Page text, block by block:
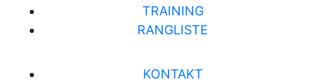
TRAINING
RANGLISTE
KONTAKT